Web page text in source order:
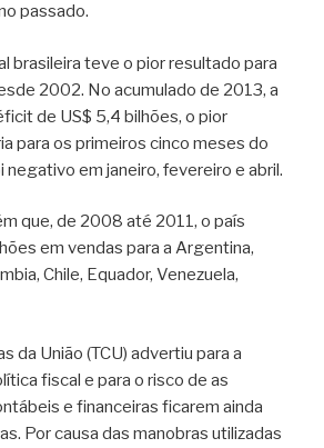
passado.
brasileira teve o pior resultado para
2002. No acumulado de 2013, a
de US$ 5,4 bilhões, o pior
para os primeiros cinco meses do
negativo em janeiro, fevereiro e abril.
que, de 2008 até 2011, o país
em vendas para a Argentina,
Chile, Equador, Venezuela,
da União (TCU) advertiu para a
fiscal e para o risco de as
e financeiras ficarem ainda
Por causa das manobras utilizadas